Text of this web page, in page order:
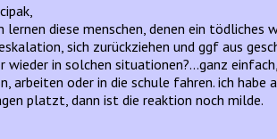
diese menschen, denen ein tödliches
sich zurückziehen und ggf aus
wieder in solchen situationen?...ganz
arbeiten oder in die schule fahren. ich
platzt, dann ist die reaktion noch milde.